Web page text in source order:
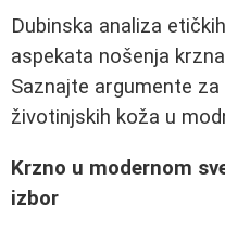
Dubinska analiza
aspekata nošenja
Saznajte argumente
životinjskih koža u
Krzno u modernom
izbor